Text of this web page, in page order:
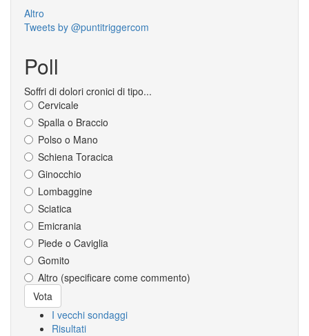
Altro
Tweets by @puntitriggercom
Poll
Soffri di dolori cronici di tipo...
Cervicale
Spalla o Braccio
Polso o Mano
Schiena Toracica
Ginocchio
Lombaggine
Sciatica
Emicrania
Piede o Caviglia
Gomito
Altro (specificare come commento)
Scelte
Vota
I vecchi sondaggi
Risultati